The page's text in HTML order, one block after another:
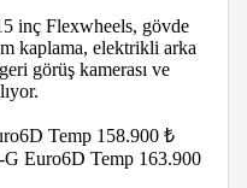
inç Flexwheels, gövde
kaplama, elektrikli arka
görüş kamerası ve
Temp 158.900 ₺
Euro6D Temp 163.900